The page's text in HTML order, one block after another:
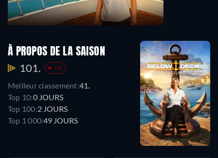
À PROPOS DE LA SAISON
101. -31
Meilleur classement:41.
Top 10:0 JOURS
Top 100:2 JOURS
Top 1 000:49 JOURS